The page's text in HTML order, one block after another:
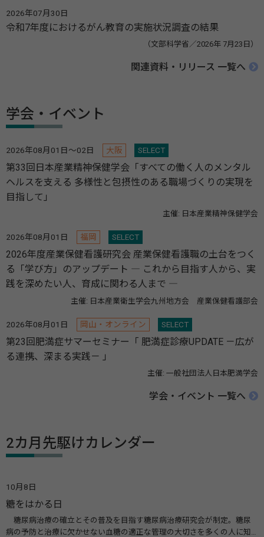
2026年07月30日
令和7年度におけるがん教育の実施状況調査の結果
（文部科学省／2026年 7月23日）
関連資料・リリース 一覧へ
学会・イベント
2026年08月01日～02日 大阪 SELECT
第33回日本産業精神保健学会「すべての働く人のメンタル
ヘルスを支える 多様性と包摂性のある職場づくりの実現を
目指して」
主催: 日本産業精神保健学会
2026年08月01日 福岡 SELECT
2026年度産業保健看護研究会 産業保健看護職の土台をつく
る「学び方」のアップデート ― これから目指す人から、実
践を深めたい人、育成に関わる人まで ―
主催: 日本産業衛生学会九州地方会 産業保健看護部会
2026年08月01日 岡山・オンライン SELECT
第23回肥満症サマーセミナー「 肥満症診療UPDATE －広が
る連携、深まる実践－ 」
主催: 一般社団法人日本肥満学会
学会・イベント 一覧へ
2カ月先駆けカレンダー
10月8日
糖をはかる日
糖尿病治療の確立とその普及を目指す糖尿病治療研究会が制定。糖尿
病の予防と治療に欠かせない血糖の適正な管理の大切さを多くの人に知